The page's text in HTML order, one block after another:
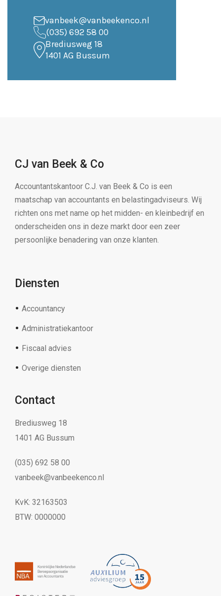
vanbeek@vanbeekenco.nl
(035) 692 58 00
Brediusweg 18
1401 AG Bussum
CJ van Beek & Co
Accountantskantoor C.J. van Beek & Co is een
maatschap van accountants en belastingadviseurs. Wij
richten ons met name op het midden- en kleinbedrijf en
onderscheiden ons in deze markt door een zeer
persoonlijke benadering van onze klanten.
Diensten
Accountancy
Administratiekantoor
Fiscaal advies
Overige diensten
Contact
Brediusweg 18
1401 AG Bussum
(035) 692 58 00
vanbeek@vanbeekenco.nl
KvK: 32163503
BTW: 0000000